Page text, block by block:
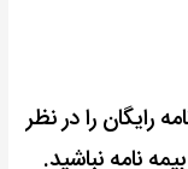
رایگان را در نظر
نامه نباشید.